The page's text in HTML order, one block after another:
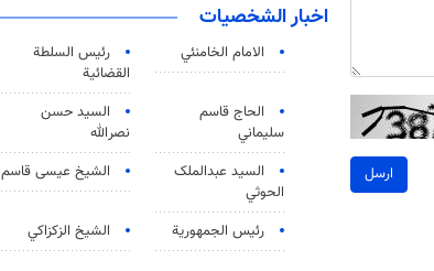
ارسل
اخبار الشخصيات
الامام الخامنئي
رئیس السلطة
القضائیة
الحاج قاسم
سليماني
السيد حسن
نصرالله
السید عبدالملک
الحوثي
الشيخ عيسى قاسم
رئيس الجمهورية الشيخ الزكزاكي